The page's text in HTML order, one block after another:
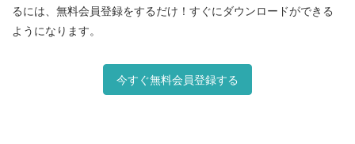
るには、無料会員登録をするだけ！すぐにダウンロードができる
ようになります。
今すぐ無料会員登録する